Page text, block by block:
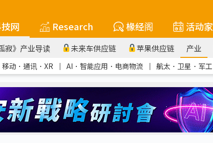
网 Research 椽经阁 活动家
寂》产业导读 未来车供应链 苹果供应链 产业
移动．通讯．XR ｜ AI．智能应用．电商物流 ｜ 航太．卫星．军工